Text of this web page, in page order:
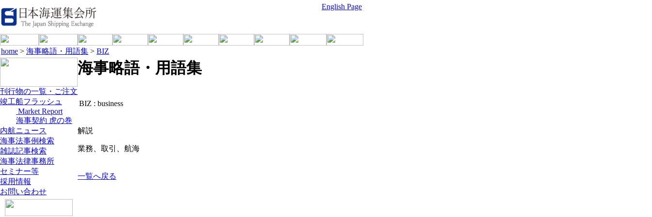
English Page
home > 海事略語・用語集 > BIZ
刊行物の一覧・ご注文
竣工船フラッシュ
Market Report
海事契約 虎の巻
内航ニュース
海事法事例検索
雑誌記事検索
海事法律事務所
セミナー等
採用情報
お問い合わせ
海事略語・用語集
BIZ : business
解説
業務、取引、航海
一覧へ戻る